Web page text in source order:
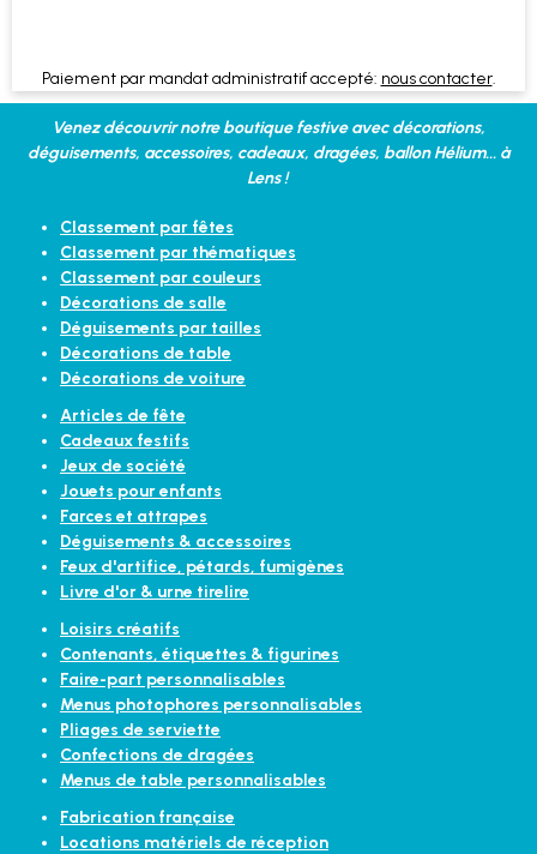
Paiement par mandat administratif accepté: nous contacter.
Venez découvrir notre boutique festive avec décorations,
déguisements, accessoires, cadeaux, dragées, ballon Hélium... à
Lens !
Classement par fêtes
Classement par thématiques
Classement par couleurs
Décorations de salle
Déguisements par tailles
Décorations de table
Décorations de voiture
Articles de fête
Cadeaux festifs
Jeux de société
Jouets pour enfants
Farces et attrapes
Déguisements & accessoires
Feux d'artifice, pétards, fumigènes
Livre d'or & urne tirelire
Loisirs créatifs
Contenants, étiquettes & figurines
Faire-part personnalisables
Menus photophores personnalisables
Pliages de serviette
Confections de dragées
Menus de table personnalisables
Fabrication française
Locations matériels de réception